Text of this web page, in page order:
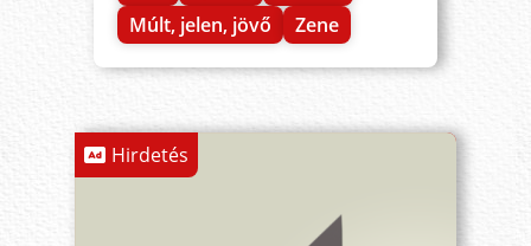
Múlt, jelen, jövő
Zene
Hirdetés